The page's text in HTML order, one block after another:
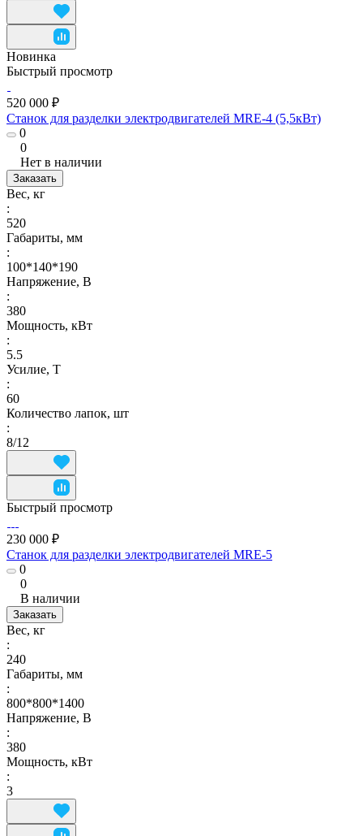
Новинка
Быстрый просмотр
520 000 ₽
Станок для разделки электродвигателей MRE-4 (5,5кВт)
0
0
Нет в наличии
Заказать
Вес, кг
:
520
Габариты, мм
:
100*140*190
Напряжение, В
:
380
Мощность, кВт
:
5.5
Усилие, Т
:
60
Количество лапок, шт
:
8/12
Быстрый просмотр
230 000 ₽
Станок для разделки электродвигателей MRE-5
0
0
В наличии
Заказать
Вес, кг
:
240
Габариты, мм
:
800*800*1400
Напряжение, В
:
380
Мощность, кВт
:
3